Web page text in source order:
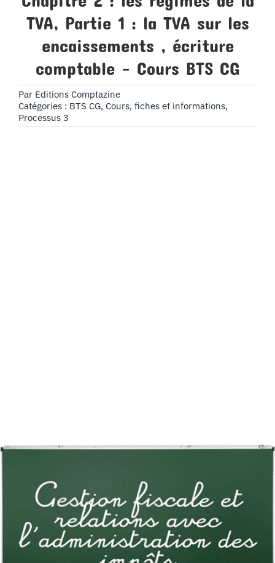
TVA, Partie 1 : la TVA sur les
encaissements , écriture
comptable – Cours BTS CG
Par Editions Comptazine
Catégories : BTS CG, Cours, fiches et informations,
Processus 3